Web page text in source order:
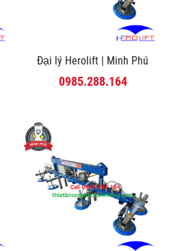
Đại lý Herolift | Minh Phú
0985.288.164